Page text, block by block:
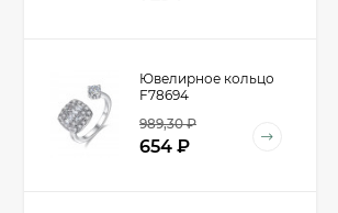
Ювелирное кольцо
F78694
989,30₽
654 ₽